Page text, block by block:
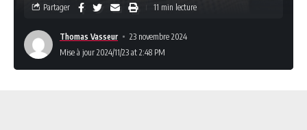
Thomas Vasseur
23 novembre 2024
Mise à jour 2024/11/23 at 2:48 PM
Partager 11 min lecture